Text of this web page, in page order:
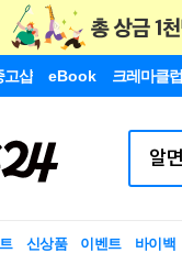
고샵 eBook 크레마클럽
신상품 이벤트 바이백